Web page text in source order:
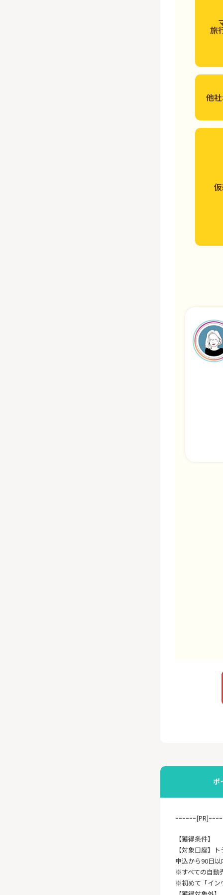
旅
他
ポ
ｰｰｰｰｰｰ[PR]ｰｰｰ
【獲得条件】
【対象口座】
申込から90日
※すべての自動
※初めて「イン